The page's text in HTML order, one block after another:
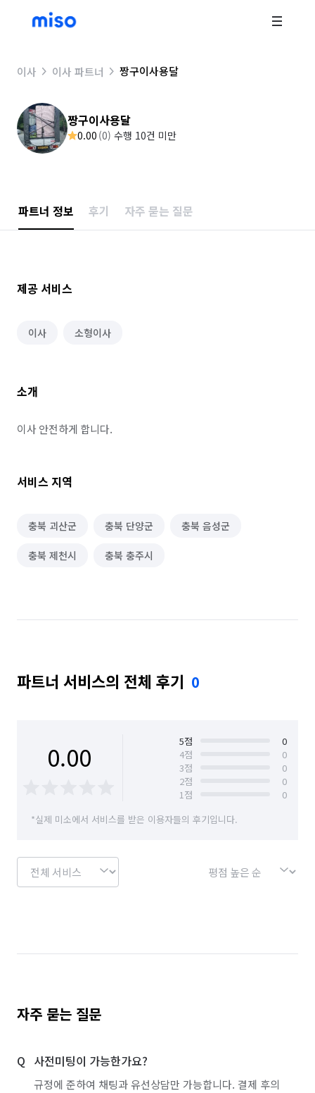
이사 이사 파트너 짱구이사용달
짱구이사용달
0.00 (0) 수행 10건 미만
파트너 정보 후기 자주 묻는 질문
제공 서비스
이사 소형이사
소개
이사 안전하게 합니다.
서비스 지역
충북 괴산군 충북 단양군 충북 음성군
충북 제천시 충북 충주시
파트너 서비스의 전체 후기 0
0.00 5점
0
4점
0
3점
0
2점
0
1점
0
*실제 미소에서 서비스를 받은 이용자들의 후기입니다.
자주 묻는 질문
사전미팅이 가능한가요?
규정에 준하여 채팅과 유선상담만 가능합니다. 결제 후의